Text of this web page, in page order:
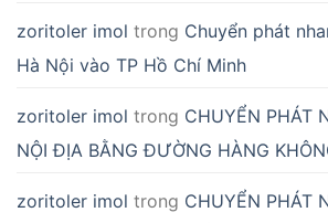
zoritoler imol trong Chuyển phát
Hà Nội vào TP Hồ Chí Minh
zoritoler imol trong CHUYỂN PHÁT
NỘI ĐỊA BẰNG ĐƯỜNG HÀNG
zoritoler imol trong CHUYỂN PHÁT